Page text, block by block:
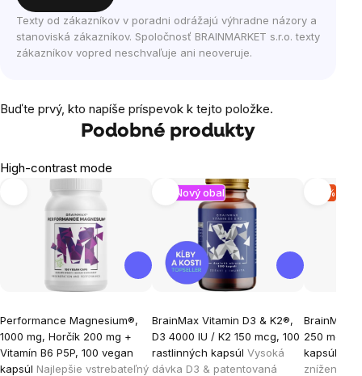
Texty od zákazníkov v poradni odrážajú výhradne názory a
stanoviská zákazníkov. Spoločnosť BRAINMARKET s.r.o. texty
zákazníkov vopred neschvaľuje ani neoveruje.
Buďte prvý, kto napíše príspevok k tejto položke.
Podobné produkty
High-contrast mode
Performance Magnesium®,
1000 mg, Horčík 200 mg +
Vitamín B6 P5P, 100 vegan
kapsúl Najlepšie vstrebateľný
Nový obal
BrainMax Vitamin D3 & K2®,
D3 4000 IU / K2 150 mcg, 100
rastlinných kapsúl Vysoká
dávka D3 & patentovaná
-9 %
BrainMax
250 mg,
kapsúl
zníženia